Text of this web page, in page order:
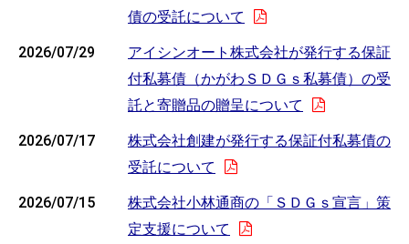
債の受託について
2026/07/29
アイシンオート株式会社が発行する保証
付私募債（かがわＳＤＧｓ私募債）の受
託と寄贈品の贈呈について
2026/07/17
株式会社創建が発行する保証付私募債の
受託について
2026/07/15
株式会社小林通商の「ＳＤＧｓ宣言」策
定支援について